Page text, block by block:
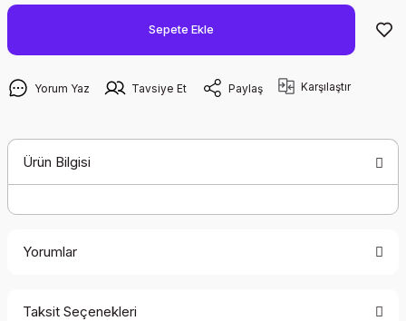
Sepete Ekle
Yorum Yaz Tavsiye Et Paylaş Karşılaştır
Ürün Bilgisi
Yorumlar
Taksit Seçenekleri